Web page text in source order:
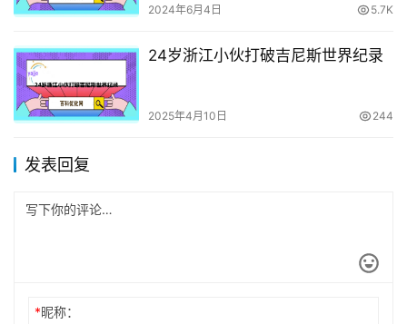
2024年6月4日 5.7K
24岁浙江小伙打破吉尼斯世界纪录
2025年4月10日 244
发表回复
*昵称：